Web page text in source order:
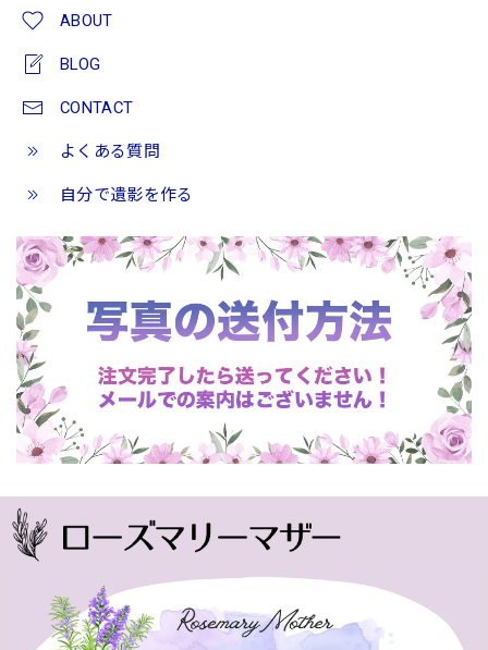
ABOUT
BLOG
CONTACT
よくある質問
自分で遺影を作る